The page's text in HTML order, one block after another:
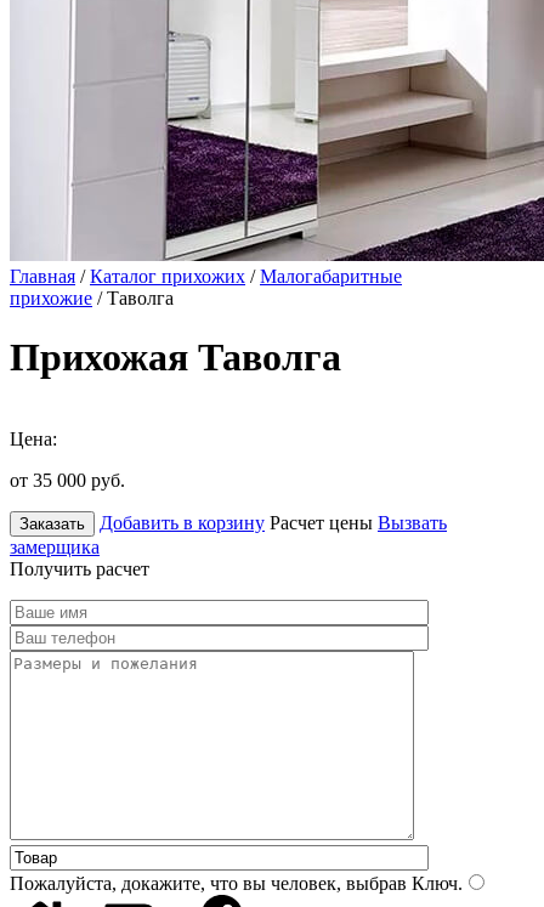
Главная /Каталог прихожих /Малогабаритные
прихожие / Таволга
Прихожая Таволга
Цена:
от 35 000 руб.
Заказать Добавить в корзину Расчет цены Вызвать
замерщика
Получить расчет
Пожалуйста, докажите, что вы человек, выбрав Ключ.